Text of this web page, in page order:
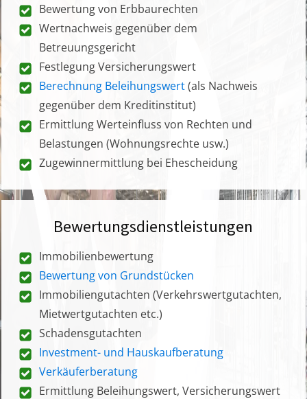
Bewertung von Erbbaurechten
Wertnachweis gegenüber dem
Betreuungsgericht
Festlegung Versicherungswert
Berechnung Beleihungswert(als Nachweis
gegenüber dem Kreditinstitut)
Ermittlung Werteinfluss von Rechten und
Belastungen (Wohnungsrechte usw.)
Zugewinnermittlung bei Ehescheidung
Bewertungsdienstleistungen
Immobilienbewertung
Bewertung von Grundstücken
Immobiliengutachten (Verkehrswertgutachten,
Mietwertgutachten etc.)
Schadensgutachten
Investment- und Hauskaufberatung
Verkäuferberatung
Ermittlung Beleihungswert, Versicherungswert